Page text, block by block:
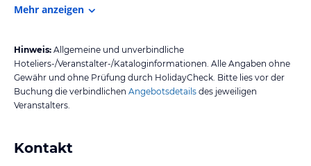
Mehr anzeigen
Hinweis: Allgemeine und unverbindliche
Hoteliers-/Veranstalter-/Kataloginformationen. Alle Angaben ohne
Gewähr und ohne Prüfung durch HolidayCheck. Bitte lies vor der
Buchung die verbindlichen Angebotsdetails des jeweiligen
Veranstalters.
Kontakt